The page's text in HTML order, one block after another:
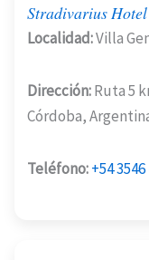
Stradivarius Hotel
Localidad:Villa
Dirección:Ruta 5
Córdoba,
Teléfono:+54